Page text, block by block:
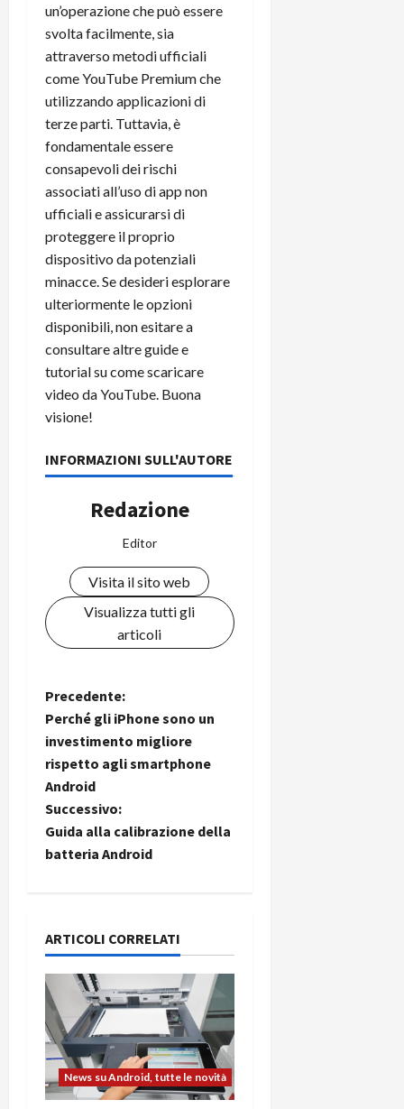
un’operazione che può essere
svolta facilmente, sia
attraverso metodi ufficiali
come YouTube Premium che
utilizzando applicazioni di
terze parti. Tuttavia, è
fondamentale essere
consapevoli dei rischi
associati all’uso di app non
ufficiali e assicurarsi di
proteggere il proprio
dispositivo da potenziali
minacce. Se desideri esplorare
ulteriormente le opzioni
disponibili, non esitare a
consultare altre guide e
tutorial su come scaricare
video da YouTube. Buona
visione!
INFORMAZIONI SULL'AUTORE
Redazione
Editor
Visita il sito web
Visualizza tutti gli
articoli
N
a
v
i
g
z
i
o
n
e
Precedente:
Perché gli iPhone sono un
investimento migliore
rispetto agli smartphone
Android
Successivo:
Guida alla calibrazione della
batteria Android
ARTICOLI CORRELATI
News su Android, tutte le novità